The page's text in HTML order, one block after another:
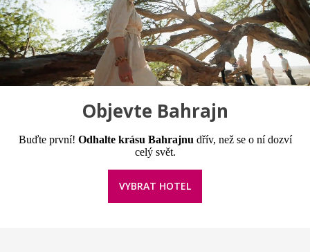
Objevte Bahrajn
Buďte první! Odhalte krásu Bahrajnu dřív, než se o ní dozví
celý svět.
VYBRAT HOTEL